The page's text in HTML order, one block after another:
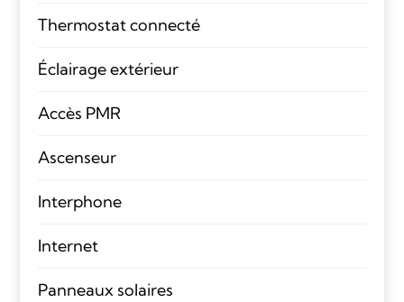
Thermostat connecté
Éclairage extérieur
Accès PMR
Ascenseur
Interphone
Internet
Panneaux solaires